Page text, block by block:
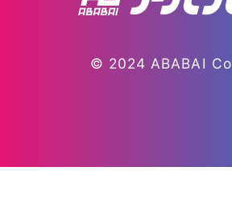
© 2024 ABABAI